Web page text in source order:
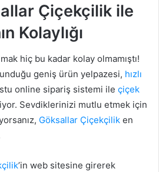
Çiçekçilik ile
Kolaylığı
hiç bu kadar kolay olmamıştı!
geniş ürün yelpazesi, hızlı
online sipariş sistemi ile çiçek
Sevdiklerinizi mutlu etmek için
Göksallar Çiçekçilik en
’in web sitesine girerek